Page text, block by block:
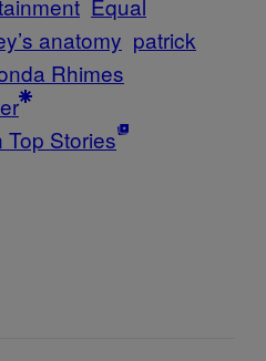
Equal
anatomy patrick
Rhimes
Top Stories